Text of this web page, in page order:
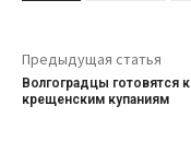
Предыдущая статья
Волгоградцы готовятся к
крещенским купаниям